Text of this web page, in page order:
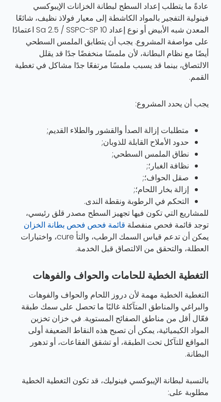
عادةً ما يتطلب إعداد السطح لبطانة الخزانات الإيبوكسي
فينولية التفجير بالمواد الكاشطة إلى معيار فولاذ نظيف، شائعًا
المعدن شبه الأبيض أو نوع إعداد Sa 2.5 / SSPC-SP 10 اعتمادًا
على مواصفة المشروع. يجب أن يتطابق الملمس السطحي
أيضًا مع نظام البطانة، لأن ملمسًا منخفضًا جدًا قد يقلل
الالتصاق، بينما قد يسبب ملمسًا مرتفعًا جدًا مشاكل في تغطية
القمم.
يجب أن يحدد المشروع:
متطلبات إزالة الصدأ والقشور والطلاء القديم;
حدود الأملاح القابلة للذوبان;
نطاق الملمس السطحي;
نظافة الغبار؛;
صقل الحواف؛;
إزالة بخار اللحام؛;
التحكم في الرطوبة ونقطة الندى.
للمشاريع التي تكون فيها تجهيز السطح مصدر قلق رئيسي،
توجد قائمة فحص منفصلة قائمة فحص فحص بطانة الخزان
يمكن أن تدعم قياس السمك الرطب، والتأ cure، واختبارات
العطلة، والتحقق من الالتصاق قبل الخدمة.
التغطية الخطية للحامات والحواف والفوهات
التغطية الخطية مهمة لأن دروز اللحام والحواف والفوهات
والبراغي والمناطق المتآكلة غالبًا ما تحصل على سمك طبقة
فعّال أقل من مناطق الصفائح المستوية. في خزان تخزين
المواد الكيميائية، يمكن أن تصبح هذه النقاط الضعيفة أولى
المواقع للتآكل تحت الطبقة، أو تشقق الفقاعات، أو تدهور
البطانة.
بالنسبة لبطانة الإيبوكسي فينوليك، قد تكون التغطية الخطية
مطلوبة على: